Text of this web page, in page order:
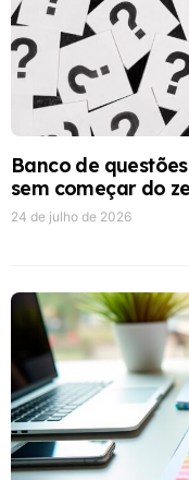
Banco de
sem começar do
24 de julho de 2026